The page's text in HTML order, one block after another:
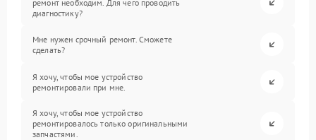
ремонт необходим. Для чего проводить
диагностику?
Мне нужен срочный ремонт. Сможете
сделать?
Я хочу, чтобы мое устройство
ремонтировали при мне.
Я хочу, чтобы мое устройство
ремонтировалось только оригинальными
запчастями.